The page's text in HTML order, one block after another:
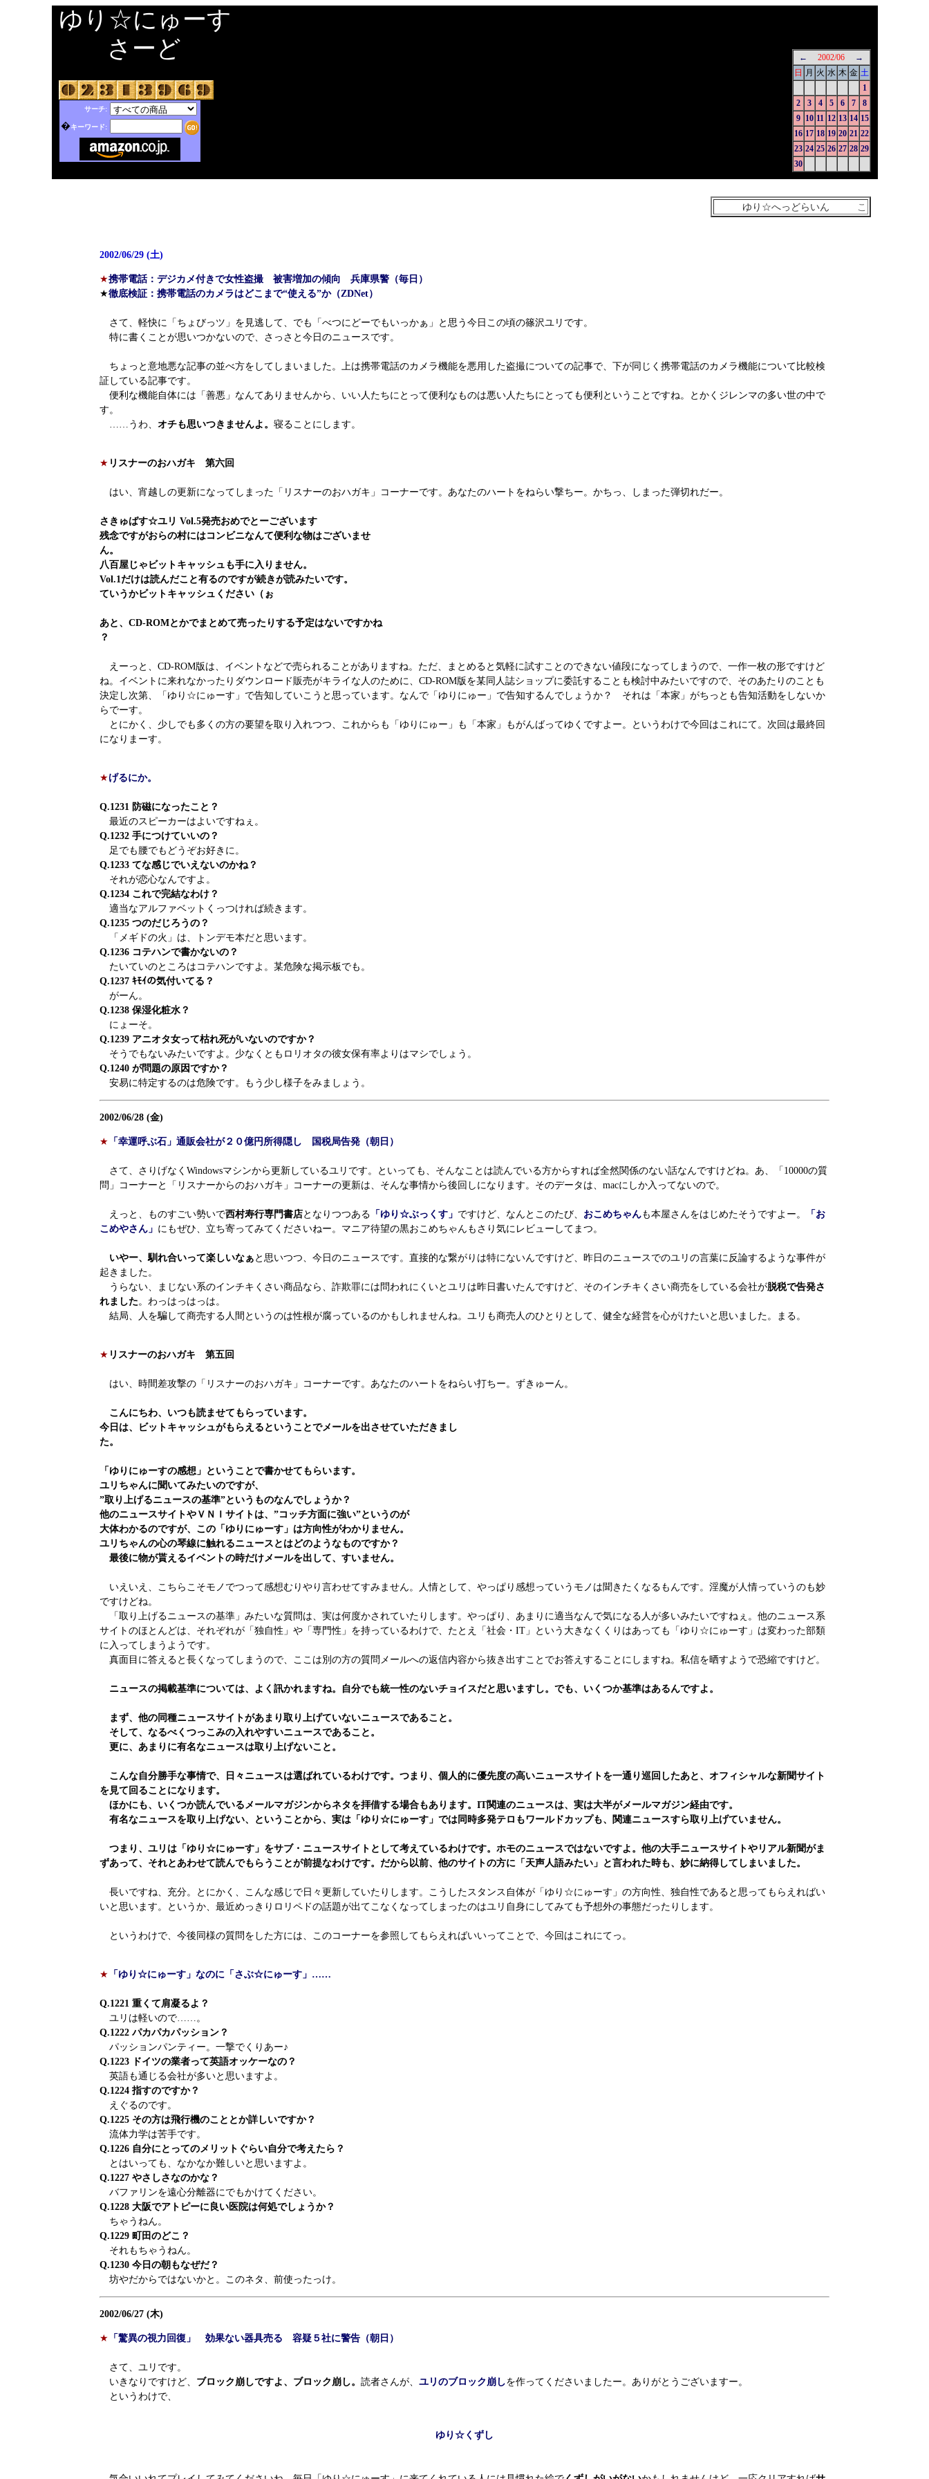
ゆり☆にゅーす
さーど
サーチ:
�キーワード:
← 2002/06
→
日
月 火 水 木 金 土
1
2
3 4 5 6 7
8
9
10 11 12 13 14 15
16 17 18 19 20 21 22
23 24 25 26 27 28 29
30
2002/06/29 (土)
★携帯電話：デジカメ付きで女性盗撮 被害増加の傾向 兵庫県警（毎日）
★徹底検証：携帯電話のカメラはどこまで“使える”か（ZDNet）
さて、軽快に「ちょびっツ」を見逃して、でも「べつにどーでもいっかぁ」と思う今日この頃の篠沢ユリです。
特に書くことが思いつかないので、さっさと今日のニュースです。
ちょっと意地悪な記事の並べ方をしてしまいました。上は携帯電話のカメラ機能を悪用した盗撮についての記事で、下が同じく携帯電話のカメラ機能について比較検
証している記事です。
便利な機能自体には「善悪」なんてありませんから、いい人たちにとって便利なものは悪い人たちにとっても便利ということですね。とかくジレンマの多い世の中で
す。
……うわ、 オチも思いつきませんよ。 寝ることにします。
★ リスナーのおハガキ 第六回
はい、宵越しの更新になってしまった「リスナーのおハガキ」コーナーです。あなたのハートをねらい撃ちー。かちっ、しまった弾切れだー。
さきゅばす☆ユリ Vol.5発売おめでとーございます
残念ですがおらの村にはコンビニなんて便利な物はございませ
ん。
八百屋じゃビットキャッシュも手に入りません。
Vol.1だけは読んだこと有るのですが続きが読みたいです。
ていうかビットキャッシュください（ぉ
あと、CD-ROMとかでまとめて売ったりする予定はないですかね
？
えーっと、CD-ROM版は、イベントなどで売られることがありますね。ただ、まとめると気軽に試すことのできない値段になってしまうので、一作一枚の形ですけど
ね。イベントに来れなかったりダウンロード販売がキライな人のために、CD-ROM版を某同人誌ショップに委託することも検討中みたいですので、そのあたりのことも
決定し次第、「ゆり☆にゅーす」で告知していこうと思っています。なんで「ゆりにゅー」で告知するんでしょうか？ それは「本家」がちっとも告知活動をしないか
らでーす。
とにかく、少しでも多くの方の要望を取り入れつつ、これからも「ゆりにゅー」も「本家」もがんばってゆくですよー。というわけで今回はこれにて。次回は最終回
になりまーす。
★げるにか。
Q.1231 防磁になったこと？
最近のスピーカーはよいですねぇ。
Q.1232 手につけていいの？
足でも腰でもどうぞお好きに。
Q.1233 てな感じでいえないのかね？
それが恋心なんですよ。
Q.1234 これで完結なわけ？
適当なアルファベットくっつければ続きます。
Q.1235 つのだじろうの？
「メギドの火」は、トンデモ本だと思います。
Q.1236 コテハンで書かないの？
たいていのところはコテハンですよ。某危険な掲示板でも。
Q.1237 ｷﾓｲの気付いてる？
がーん。
Q.1238 保湿化粧水？
にょーそ。
Q.1239 アニオタ女って枯れ死がいないのですか？
そうでもないみたいですよ。少なくともロリオタの彼女保有率よりはマシでしょう。
Q.1240 が問題の原因ですか？
安易に特定するのは危険です。もう少し様子をみましょう。
2002/06/28 (金)
★ 「幸運呼ぶ石」通販会社が２０億円所得隠し 国税局告発（朝日）
さて、さりげなくWindowsマシンから更新しているユリです。といっても、そんなことは読んでいる方からすれば全然関係のない話なんですけどね。あ、「10000の質
問」コーナーと「リスナーからのおハガキ」コーナーの更新は、そんな事情から後回しになります。そのデータは、macにしか入ってないので。
えっと、ものすごい勢いで西村寿行専門書店となりつつある 「ゆり☆ぶっくす」 ですけど、なんとこのたび、 おこめちゃんも本屋さんをはじめたそうですよー。
「お
こめやさん」 にもぜひ、立ち寄ってみてくださいねー。マニア待望の黒おこめちゃんもさり気にレビューしてまつ。
いやー、馴れ合いって楽しいなぁ と思いつつ、今日のニュースです。直接的な繋がりは特にないんですけど、昨日のニュースでのユリの言葉に反論するような事件が
起きました。
うらない、まじない系のインチキくさい商品なら、詐欺罪には問われにくいとユリは昨日書いたんですけど、そのインチキくさい商売をしている会社が脱税で告発さ
れました。わっはっはっは。
結局、人を騙して商売する人間というのは性根が腐っているのかもしれませんね。ユリも商売人のひとりとして、健全な経営を心がけたいと思いました。まる。
★ リスナーのおハガキ 第五回
はい、時間差攻撃の「リスナーのおハガキ」コーナーです。あなたのハートをねらい打ちー。ずきゅーん。
こんにちわ、いつも読ませてもらっています。
今日は、ビットキャッシュがもらえるということでメールを出させていただきまし
た。
「ゆりにゅーすの感想」ということで書かせてもらいます。
ユリちゃんに聞いてみたいのですが、
”取り上げるニュースの基準”というものなんでしょうか？
他のニュースサイトやＶＮＩサイトは、”コッチ方面に強い”というのが
大体わかるのですが、この「ゆりにゅーす」は方向性がわかりません。
ユリちゃんの心の琴線に触れるニュースとはどのようなものですか？
最後に物が貰えるイベントの時だけメールを出して、すいません。
いえいえ、こちらこそモノでつって感想むりやり言わせてすみません。人情として、やっぱり感想っていうモノは聞きたくなるもんです。淫魔が人情っていうのも妙
ですけどね。
「取り上げるニュースの基準」みたいな質問は、実は何度かされていたりします。やっぱり、あまりに適当なんで気になる人が多いみたいですねぇ。他のニュース系
サイトのほとんどは、それぞれが「独自性」や「専門性」を持っているわけで、たとえ「社会・IT」という大きなくくりはあっても「ゆり☆にゅーす」は変わった部類
に入ってしまうようです。
真面目に答えると長くなってしまうので、ここは別の方の質問メールへの返信内容から抜き出すことでお答えすることにしますね。私信を晒すようで恐縮ですけど。
ニュースの掲載基準については、よく訊かれますね。自分でも統一性のないチョイスだと思いますし。でも、いくつか基準はあるんですよ。
まず、他の同種ニュースサイトがあまり取り上げていないニュースであること。
そして、なるべくつっこみの入れやすいニュースであること。
更に、あまりに有名なニュースは取り上げないこと。
こんな自分勝手な事情で、日々ニュースは選ばれているわけです。つまり、個人的に優先度の高いニュースサイトを一通り巡回したあと、オフィシャルな新聞サイト
を見て回ることになります。
ほかにも、いくつか読んでいるメールマガジンからネタを拝借する場合もあります。IT関連のニュースは、実は大半がメールマガジン経由です。
有名なニュースを取り上げない、ということから、実は「ゆり☆にゅーす」では同時多発テロもワールドカップも、関連ニュースすら取り上げていません。
つまり、ユリは「ゆり☆にゅーす」をサブ・ニュースサイトとして考えているわけです。ホモのニュースではないですよ。他の大手ニュースサイトやリアル新聞がま
ずあって、それとあわせて読んでもらうことが前提なわけです。だから以前、他のサイトの方に「天声人語みたい」と言われた時も、妙に納得してしまいました。
長いですね、充分。とにかく、こんな感じで日々更新していたりします。こうしたスタンス自体が「ゆり☆にゅーす」の方向性、独自性であると思ってもらえればい
いと思います。というか、最近めっきりロリペドの話題が出てこなくなってしまったのはユリ自身にしてみても予想外の事態だったりします。
というわけで、今後同様の質問をした方には、このコーナーを参照してもらえればいいってことで、今回はこれにてっ。
★ 「ゆり☆にゅーす」なのに「さぶ☆にゅーす」……
Q.1221 重くて肩凝るよ？
ユリは軽いので……。
Q.1222 パカパカパッション？
パッションパンティー。一撃でくりあー♪
Q.1223 ドイツの業者って英語オッケーなの？
英語も通じる会社が多いと思いますよ。
Q.1224 指すのですか？
えぐるのです。
Q.1225 その方は飛行機のこととか詳しいですか？
流体力学は苦手です。
Q.1226 自分にとってのメリットぐらい自分で考えたら？
とはいっても、なかなか難しいと思いますよ。
Q.1227 やさしさなのかな？
バファリンを遠心分離器にでもかけてください。
Q.1228 大阪でアトピーに良い医院は何処でしょうか？
ちゃうねん。
Q.1229 町田のどこ？
それもちゃうねん。
Q.1230 今日の朝もなぜだ？
坊やだからではないかと。このネタ、前使ったっけ。
2002/06/27 (木)
★ 「驚異の視力回復」 効果ない器具売る 容疑５社に警告（朝日）
さて、ユリです。
いきなりですけど、 ブロック崩しですよ、ブロック崩し。 読者さんが、 ユリのブロック崩しを作ってくださいましたー。ありがとうございますー。
というわけで、
ゆり☆くずし